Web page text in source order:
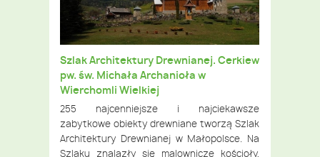
Szlak Architektury Drewnianej. Cerkiew
pw. św. Michała Archanioła w
Wierchomli Wielkiej
255 najcenniejsze i najciekawsze
zabytkowe obiekty drewniane tworzą Szlak
Architektury Drewnianej w Małopolsce. Na
Szlaku znalazły się malownicze kościoły,